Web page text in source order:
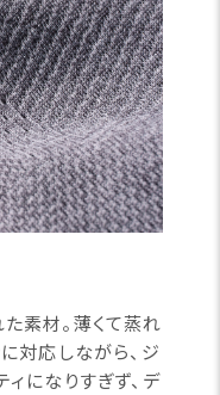
素材。薄くて蒸れ
対応しながら、ジ
になりすぎず、デ